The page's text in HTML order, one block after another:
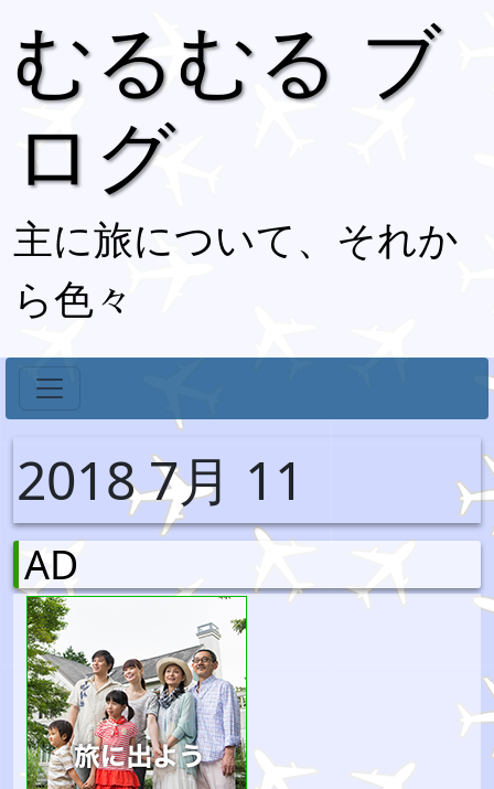
むるむる ブ
ログ
主に旅について、それか
ら色々
2018 7月 11
AD